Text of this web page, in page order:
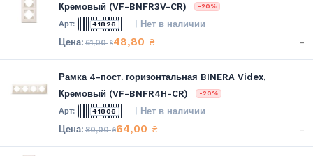
Кремовый (VF-BNFR3V-CR)
-20%
41826 Нет в наличии
61,00₴48,80 ₴ -
Рамка 4-пост. горизонтальная BINERA Videx,
Кремовый (VF-BNFR4H-CR)
-20%
41806 Нет в наличии
80,00₴64,00 ₴ -